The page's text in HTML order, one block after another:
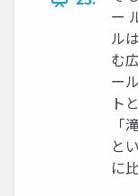
ー
ル
む
ー
ト
「
と
に